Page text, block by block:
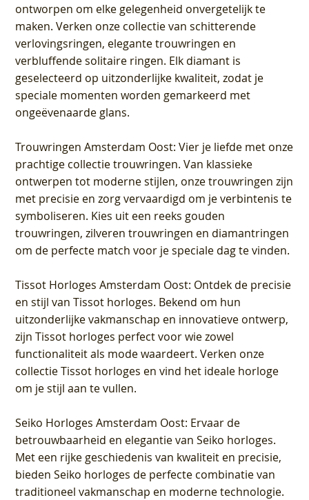
ontworpen om elke gelegenheid onvergetelijk te
maken. Verken onze collectie van schitterende
verlovingsringen, elegante trouwringen en
verbluffende solitaire ringen. Elk diamant is
geselecteerd op uitzonderlijke kwaliteit, zodat je
speciale momenten worden gemarkeerd met
ongeëvenaarde glans.
Trouwringen Amsterdam Oost: Vier je liefde met onze
prachtige collectie trouwringen. Van klassieke
ontwerpen tot moderne stijlen, onze trouwringen zijn
met precisie en zorg vervaardigd om je verbintenis te
symboliseren. Kies uit een reeks gouden
trouwringen, zilveren trouwringen en diamantringen
om de perfecte match voor je speciale dag te vinden.
Tissot Horloges Amsterdam Oost: Ontdek de precisie
en stijl van Tissot horloges. Bekend om hun
uitzonderlijke vakmanschap en innovatieve ontwerp,
zijn Tissot horloges perfect voor wie zowel
functionaliteit als mode waardeert. Verken onze
collectie Tissot horloges en vind het ideale horloge
om je stijl aan te vullen.
Seiko Horloges Amsterdam Oost: Ervaar de
betrouwbaarheid en elegantie van Seiko horloges.
Met een rijke geschiedenis van kwaliteit en precisie,
bieden Seiko horloges de perfecte combinatie van
traditioneel vakmanschap en moderne technologie.